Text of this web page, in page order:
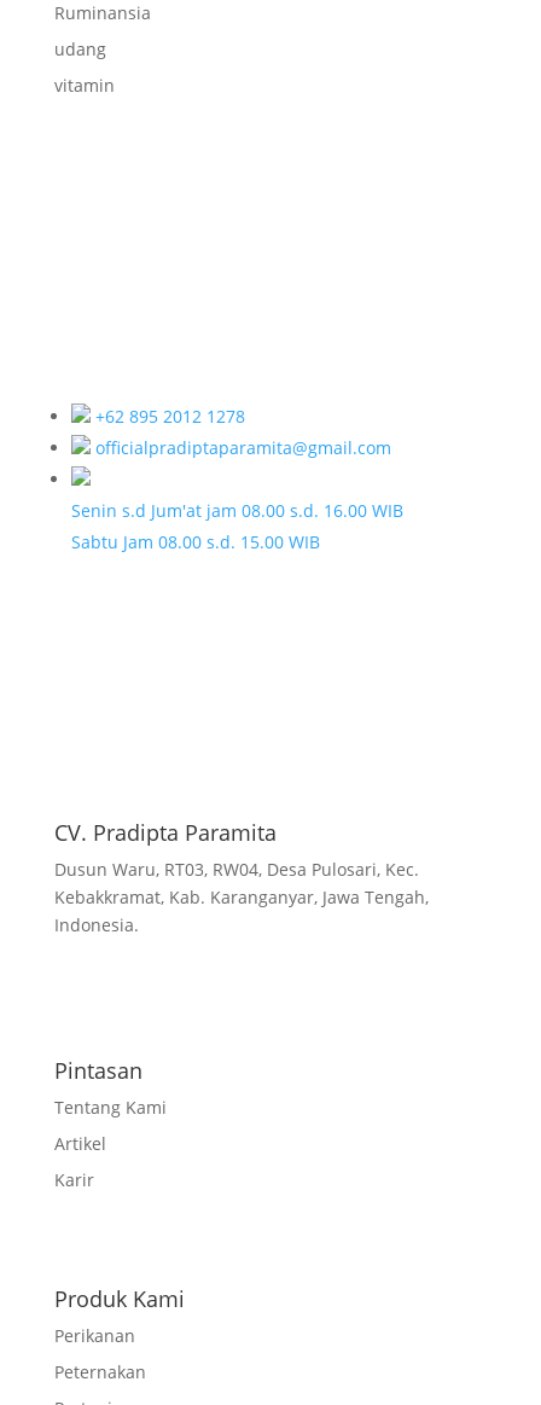
Ruminansia
udang
vitamin
+62 895 2012 1278
officialpradiptaparamita@gmail.com
Senin s.d Jum'at jam 08.00 s.d. 16.00 WIB
Sabtu Jam 08.00 s.d. 15.00 WIB
CV. Pradipta Paramita
Dusun Waru, RT03, RW04, Desa Pulosari, Kec.
Kebakkramat, Kab. Karanganyar, Jawa Tengah,
Indonesia.
Pintasan
Tentang Kami
Artikel
Karir
Produk Kami
Perikanan
Peternakan